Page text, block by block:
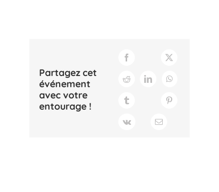
Partagez cet
événement
avec votre
entourage !